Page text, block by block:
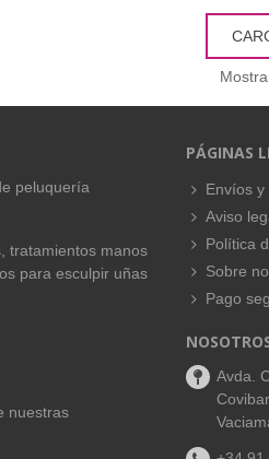
peluquería
tratamientos manos
para esculpir uñas
nuestras
PÁGINAS
Envíos
Aviso
Política
Sobre
Pago
Avda.